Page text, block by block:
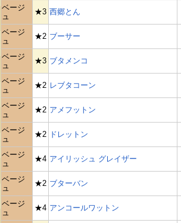
ベージ
ュ
★3 西郷とん
ベージ
ュ
★2 ブーサー
ベージ
ュ
★3 ブタメンコ
ベージ
ュ
★2 レブタコーン
ベージ
ュ
★2 アメフットン
ベージ
ュ
★2 ドレットン
ベージ
ュ
★4 アイリッシュ グレイザー
ベージ
ュ
★2 ブターバン
ベージ
ュ
★4 アンコールワットン